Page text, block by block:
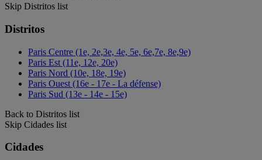
Skip Distritos list
Distritos
Paris Centre (1e, 2e,3e, 4e, 5e, 6e,7e, 8e,9e)
Paris Est (11e, 12e, 20e)
Paris Nord (10e, 18e, 19e)
Paris Ouest (16e - 17e - La défense)
Paris Sud (13e - 14e - 15e)
Back to Distritos list
Skip Cidades list
Cidades